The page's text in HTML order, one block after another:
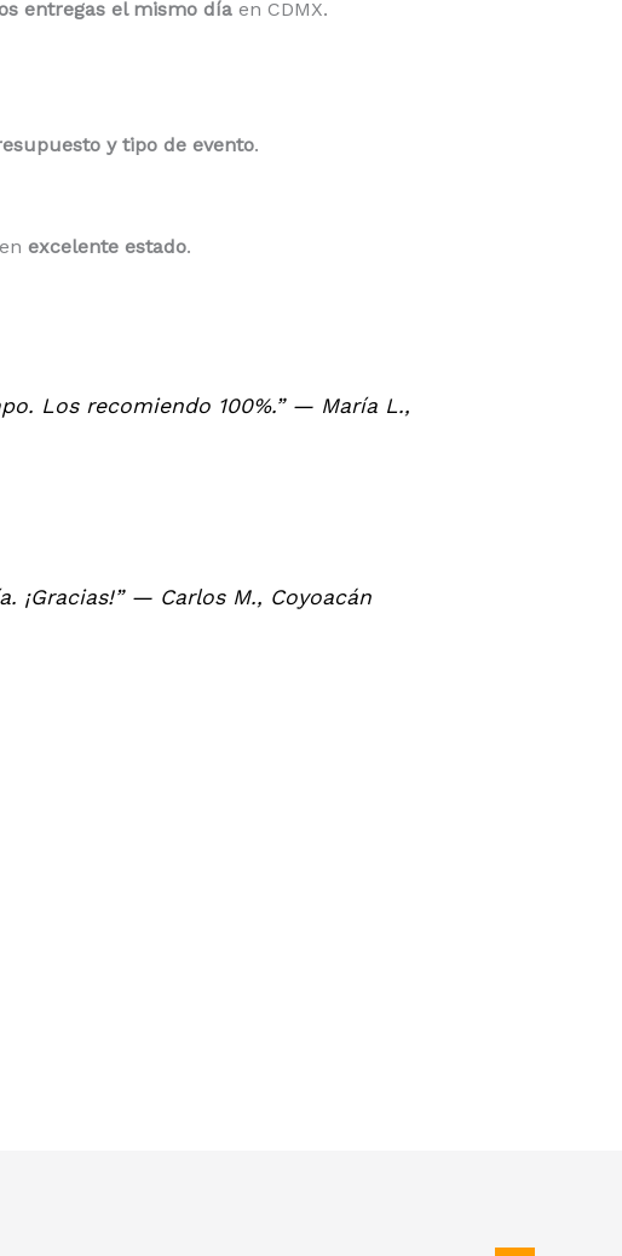
entregas el mismo día en CDMX.
y tipo de evento.
excelente estado.
Los recomiendo 100%.” — María L.,
¡Gracias!” — Carlos M., Coyoacán